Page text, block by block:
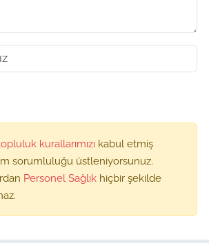
kurallarımızı kabul etmiş
sorumluluğu üstleniyorsunuz.
Personel Sağlık hiçbir şekilde